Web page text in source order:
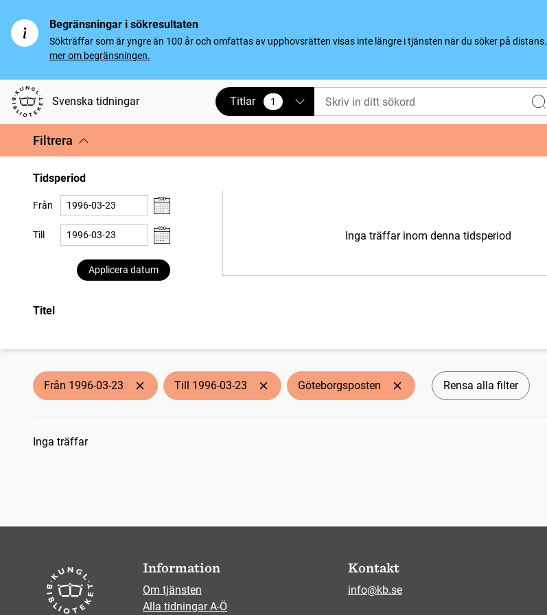
Begränsningar i sökresultaten
Sökträffar som är yngre än 100 år och omfattas av upphovsrätten visas inte längre i tjänsten när du söker på distans.
mer om begränsningen.
Svenska tidningar Titlar 1
vald
Filtrera
Tidsperiod
Från
Till
Applicera datum
Inga träffar inom denna tidsperiod
Titel
Från 1996-03-23 Till 1996-03-23 Göteborgsposten Rensa alla filter
Sökresultat
Inga träffar
Information
Om tjänsten
Alla tidningar A-Ö
Kontakt
info@kb.se